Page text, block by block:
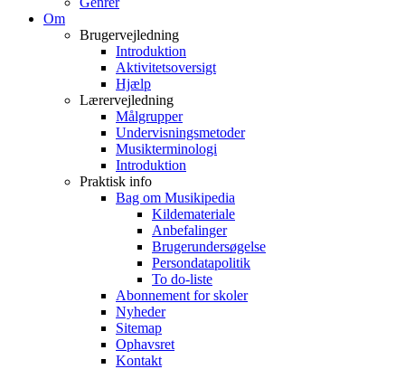
Om
Brugervejledning
Introduktion
Aktivitetsoversigt
Hjælp
Lærervejledning
Målgrupper
Undervisningsmetoder
Musikterminologi
Introduktion
Praktisk info
Bag om Musikipedia
Kildemateriale
Anbefalinger
Brugerundersøgelse
Persondatapolitik
To do-liste
Abonnement for skoler
Nyheder
Sitemap
Ophavsret
Kontakt